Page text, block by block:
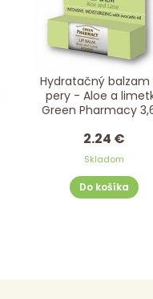
Hydratačný balzam
pery - Aloe a
Green Pharmacy
2.24 €
Skladom
Do košíka